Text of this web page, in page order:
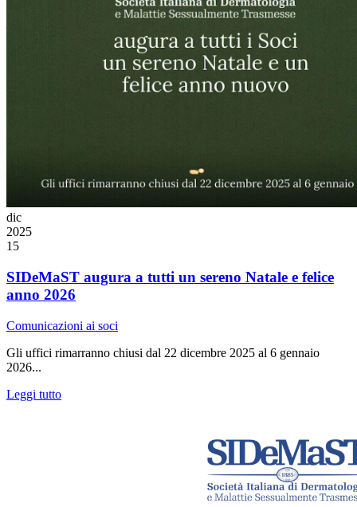
dic
2025
15
SIDeMaST augura a tutti un sereno Natale e felice
anno 2026
Comunicazioni ai soci
Gli uffici rimarranno chiusi dal 22 dicembre 2025 al 6 gennaio
2026...
Leggi tutto